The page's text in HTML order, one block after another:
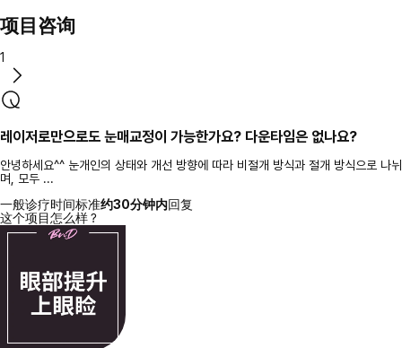
项目咨询
1
레이저로만으로도 눈매교정이 가능한가요? 다운타임은 없나요?
안녕하세요^^ 눈개인의 상태와 개선 방향에 따라 비절개 방식과 절개 방식으로 나뉘
며, 모두 ...
一般诊疗时间标准约30分钟内回复
这个项目怎么样？